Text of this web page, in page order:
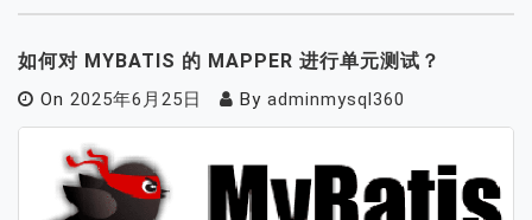
如何对 MYBATIS 的 MAPPER 进行单元测试？
On 2025年6月25日 By adminmysql360